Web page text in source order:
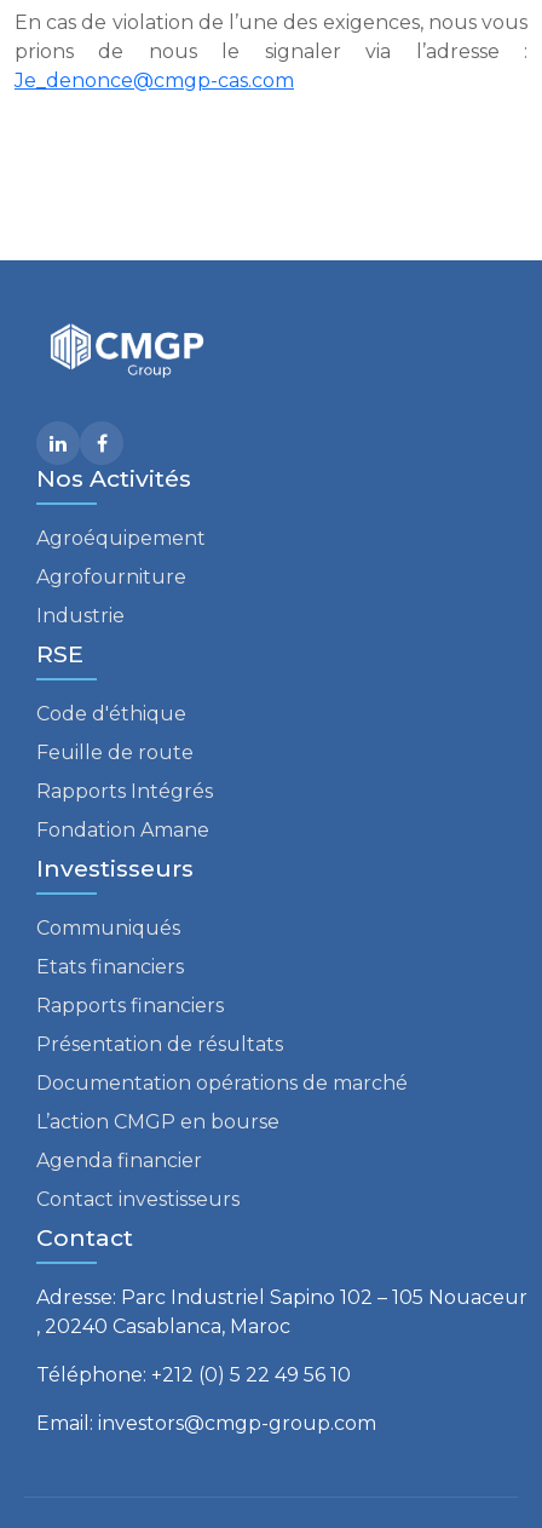
En cas de violation de l’une des exigences, nous vous
prions de nous le signaler via l’adresse :
Je_denonce@cmgp-cas.com
Nos Activités
Agroéquipement
Agrofourniture
Industrie
RSE
Code d'éthique
Feuille de route
Rapports Intégrés
Fondation Amane
Investisseurs
Communiqués
Etats financiers
Rapports financiers
Présentation de résultats
Documentation opérations de marché
L’action CMGP en bourse
Agenda financier
Contact investisseurs
Contact
Adresse: Parc Industriel Sapino 102 – 105 Nouaceur
, 20240 Casablanca, Maroc
Téléphone: +212 (0) 5 22 49 56 10
Email: investors@cmgp-group.com